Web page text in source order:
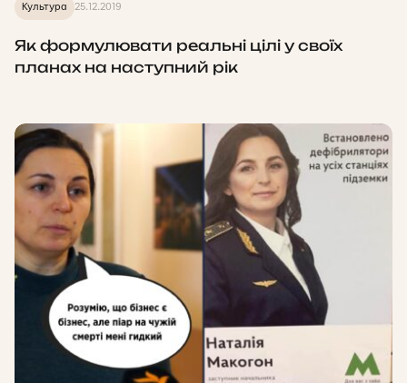
Культура 25.12.2019
Як формулювати реальні цілі у своїх
планах на наступний рік